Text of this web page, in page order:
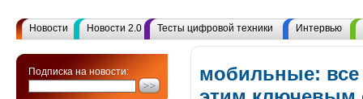
Новости Новости 2.0 Тесты цифровой техники Интервью
Подписка на новости:
мобильные: